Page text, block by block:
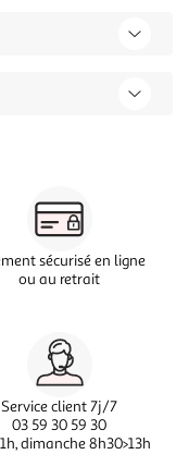
sécurisé en ligne
ou au retrait
Service client 7j/7
03 59 30 59 30
dimanche 8h30>13h